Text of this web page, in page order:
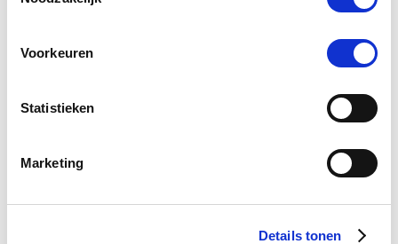
Voorkeuren
Statistieken
Marketing
Details tonen
Vitalbix NutriMash Pavo